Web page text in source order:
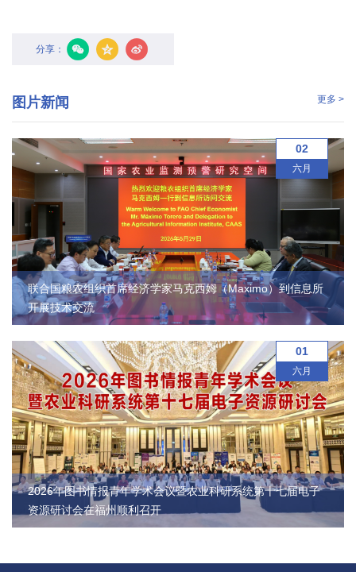
分享：
图片新闻 更多 >
联合国粮农组织首席经济学家马克西姆（Maximo）到信息所
开展技术交流
02
六月
2026年图书情报青年学术会议暨农业科研系统第十七届电子
资源研讨会在福州顺利召开
01
六月